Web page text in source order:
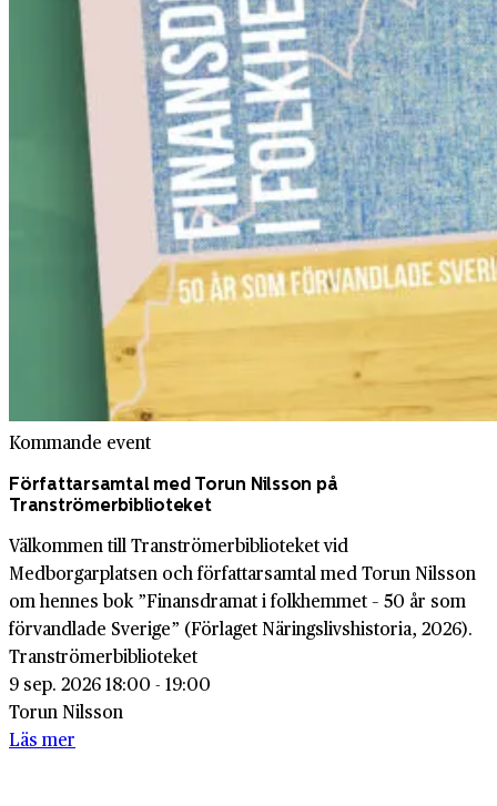
Kommande event
Författarsamtal med Torun Nilsson på
Tranströmerbiblioteket
Välkommen till Tranströmerbiblioteket vid
Medborgarplatsen och författarsamtal med Torun Nilsson
om hennes bok ”Finansdramat i folkhemmet – 50 år som
förvandlade Sverige” (Förlaget Näringslivshistoria, 2026).
Tranströmerbiblioteket
9 sep. 2026 18:00 - 19:00
Torun Nilsson
Läs mer